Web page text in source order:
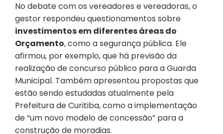
No debate com os vereadores e vereadoras, o
gestor respondeu questionamentos sobre
investimentos em diferentes áreas do
Orçamento, como a segurança pública. Ele
afirmou, por exemplo, que há previsão da
realização de concurso público para a Guarda
Municipal. Também apresentou propostas que
estão sendo estudadas atualmente pela
Prefeitura de Curitiba, como a implementação
de “um novo modelo de concessão” para a
construção de moradias.